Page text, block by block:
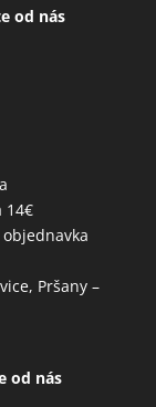
od nás
14€
Pršany –
od nás